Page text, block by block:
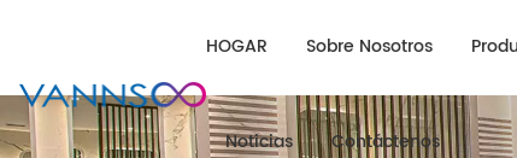
HOGAR Sobre Nosotros
Noticias Contáctenos